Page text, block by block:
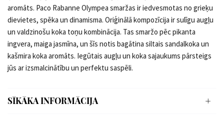
aromāts. Paco Rabanne Olympea smaržas ir iedvesmotas no grieķu
dievietes, spēka un dinamisma. Oriģinālā kompozīcija ir sulīgu augļu
un valdzinošu koka toņu kombinācija. Tas smaržo pēc pikanta
ingvera, maiga jasmīna, un šīs notis bagātina siltais sandalkoka un
kašmira koka aromāts. Iegūtais augļu un koka sajaukums pārsteigs
jūs ar izsmalcinātību un perfektu saspēli.
SĪKĀKA INFORMĀCIJA